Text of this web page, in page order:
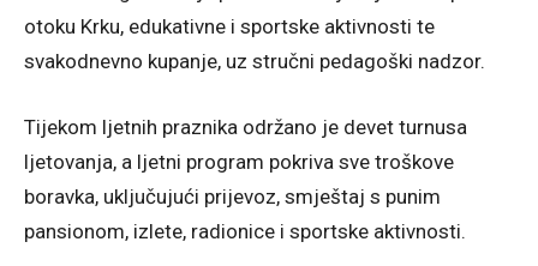
otoku Krku, edukativne i sportske aktivnosti te
svakodnevno kupanje, uz stručni pedagoški nadzor.
Tijekom ljetnih praznika održano je devet turnusa
ljetovanja, a ljetni program pokriva sve troškove
boravka, uključujući prijevoz, smještaj s punim
pansionom, izlete, radionice i sportske aktivnosti.